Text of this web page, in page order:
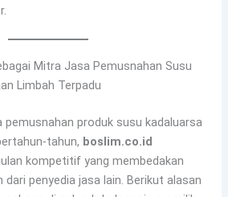
Mitra Jasa Pemusnahan Susu
Limbah Terpadu
pemusnahan produk susu kadaluarsa
tahun, boslim.co.id
kompetitif yang membedakan
penyedia jasa lain. Berikut alasan